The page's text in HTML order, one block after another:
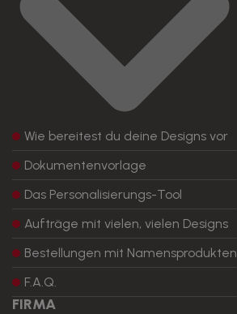
Wie bereitest du deine Designs vor
Dokumentenvorlage
Das Personalisierungs-Tool
Aufträge mit vielen, vielen Designs
Bestellungen mit Namensprodukten
F.A.Q.
FIRMA